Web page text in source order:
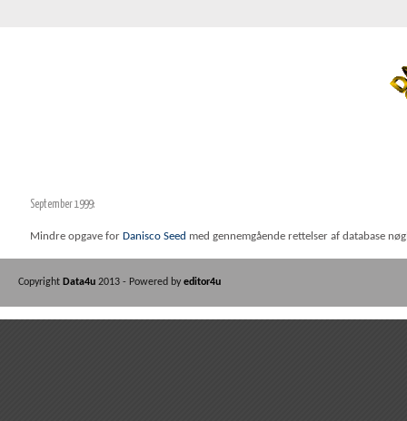
September 1999:
Mindre opgave for Danisco Seed med gennemgående rettelser af database
Copyright Data4u 2013 - Powered by editor4u